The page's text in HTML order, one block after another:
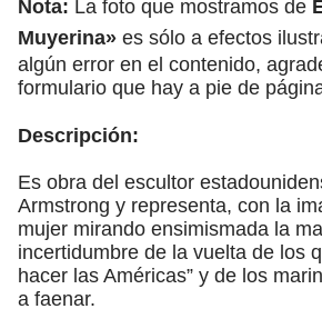
Nota: La foto que mostramos de
Muyerina» es sólo a efectos
algún error en el contenido,
formulario que hay a pie de
Descripción:
Es obra del escultor
Armstrong y representa, con la
mujer mirando ensimismada la
incertidumbre de la vuelta de los
hacer las Américas” y de los
a faenar.